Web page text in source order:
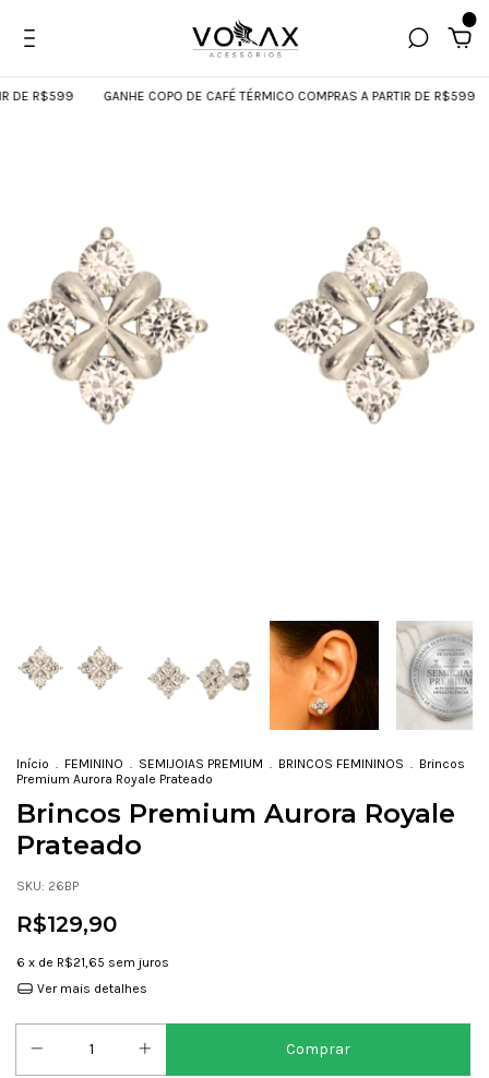
R$599 GANHE COPO DE CAFÉ TÉRMICO COMPRAS A PARTIR DE R$599
Início . FEMININO . SEMIJOIAS PREMIUM . BRINCOS FEMININOS . Brincos
Premium Aurora Royale Prateado
Brincos Premium Aurora Royale
Prateado
SKU: 26BP
R$129,90
6 x de R$21,65 sem juros
Ver mais detalhes